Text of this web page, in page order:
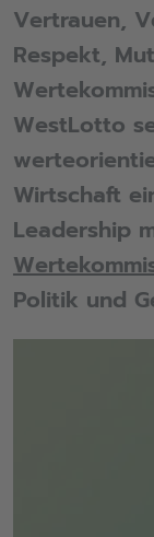
Vertrauen,
Respekt,
WestLotto
Wirtschaft
Leadership
Politik und